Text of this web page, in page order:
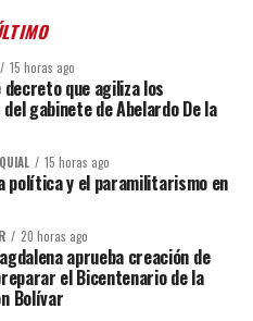
15 horas ago
decreto que agiliza los
gabinete de Abelardo De la
15 horas ago
política y el paramilitarismo en
20 horas ago
aprueba creación de
el Bicentenario de la
Bolívar